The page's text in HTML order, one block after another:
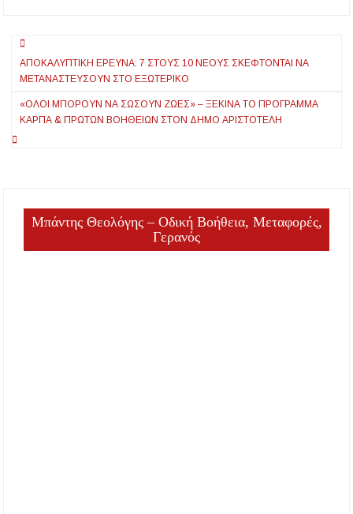
Πλοήγηση
άρθρων
ΑΠΟΚΑΛΥΠΤΙΚΉ ΈΡΕΥΝΑ: 7 ΣΤΟΥΣ 10 ΝΈΟΥΣ ΣΚΈΦΤΟΝΤΑΙ ΝΑ
ΜΕΤΑΝΑΣΤΕΎΣΟΥΝ ΣΤΟ ΕΞΩΤΕΡΙΚΌ
«ΌΛΟΙ ΜΠΟΡΟΎΝ ΝΑ ΣΏΣΟΥΝ ΖΩΈΣ» – ΞΕΚΙΝΆ ΤΟ ΠΡΌΓΡΑΜΜΑ
ΚΑΡΠΑ & ΠΡΏΤΩΝ ΒΟΗΘΕΙΏΝ ΣΤΟΝ ΔΉΜΟ ΑΡΙΣΤΟΤΈΛΗ
Μπάντης Θεολόγης – Οδική Βοήθεια, Μεταφορές,
Γερανός